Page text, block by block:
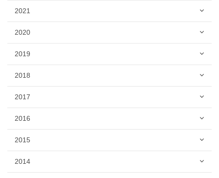
2021
2020
2019
2018
2017
2016
2015
2014